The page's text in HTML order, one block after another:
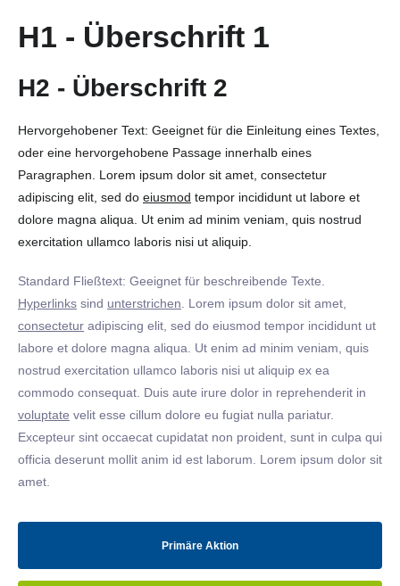
H1 - Überschrift 1
H2 - Überschrift 2
Hervorgehobener Text: Geeignet für die Einleitung eines Textes,
oder eine hervorgehobene Passage innerhalb eines
Paragraphen. Lorem ipsum dolor sit amet, consectetur
adipiscing elit, sed do eiusmod tempor incididunt ut labore et
dolore magna aliqua. Ut enim ad minim veniam, quis nostrud
exercitation ullamco laboris nisi ut aliquip.
Standard Fließtext: Geeignet für beschreibende Texte.
Hyperlinks sind unterstrichen . Lorem ipsum dolor sit amet,
consectetur adipiscing elit, sed do eiusmod tempor incididunt ut
labore et dolore magna aliqua. Ut enim ad minim veniam, quis
nostrud exercitation ullamco laboris nisi ut aliquip ex ea
commodo consequat. Duis aute irure dolor in reprehenderit in
voluptate velit esse cillum dolore eu fugiat nulla pariatur.
Excepteur sint occaecat cupidatat non proident, sunt in culpa qui
officia deserunt mollit anim id est laborum. Lorem ipsum dolor sit
amet.
Primäre Aktion